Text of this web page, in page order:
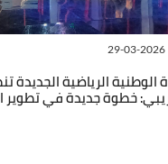
29-03-2026
الوطنية الرياضية
خطوة جديدة في تطوير